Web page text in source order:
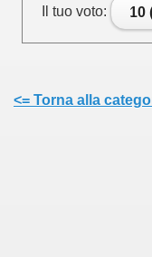
Il tuo voto: 10
<= Torna alla